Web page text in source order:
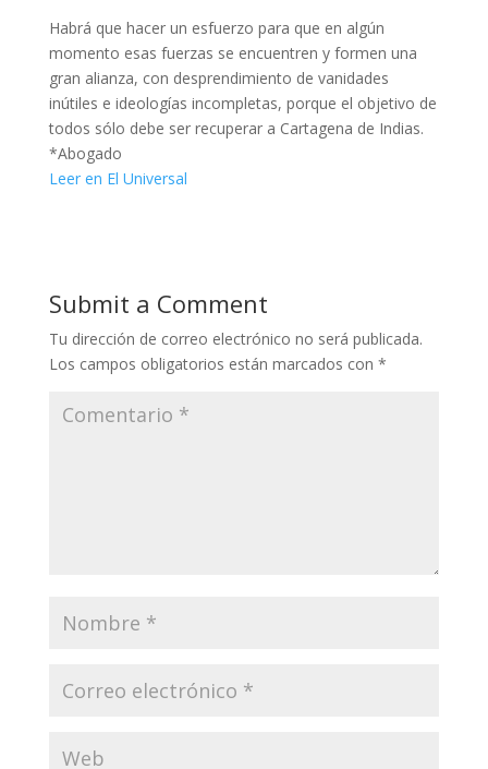
Habrá que hacer un esfuerzo para que en algún
momento esas fuerzas se encuentren y formen una
gran alianza, con desprendimiento de vanidades
inútiles e ideologías incompletas, porque el objetivo de
todos sólo debe ser recuperar a Cartagena de Indias.
*Abogado
Leer en El Universal
Submit a Comment
Tu dirección de correo electrónico no será publicada.
Los campos obligatorios están marcados con *